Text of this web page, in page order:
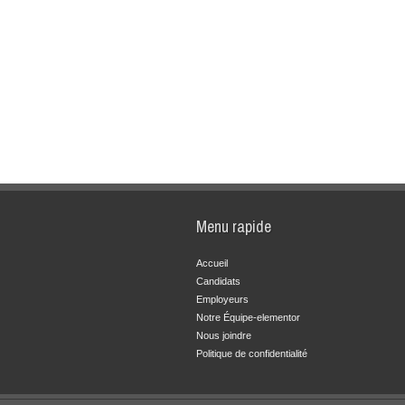
Menu rapide
Accueil
Candidats
Employeurs
Notre Équipe-elementor
Nous joindre
Politique de confidentialité